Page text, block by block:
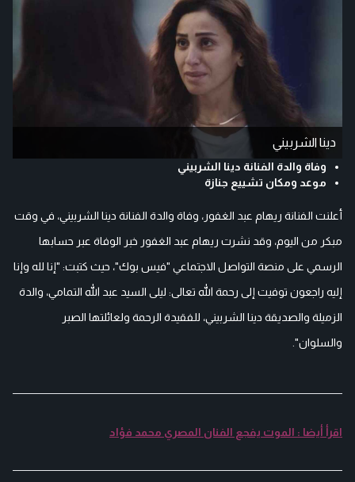
دينا الشربيني
وفاة والدة الفنانة دينا الشربيني
موعد ومكان تشييع جنازة
أعلنت الفنانة ريهام عبد الغفور، وفاة والدة الفنانة دينا الشربيني، في وقت
مبكر من اليوم، وقد نشرت ريهام عبد الغفور خبر الوفاة عبر حسابها
الرسمي على منصة التواصل الاجتماعي "فيس بوك"، حيث كتبت: "إنا لله وإنا
إليه راجعون توفيت إلى رحمة الله تعالى: ليلى السيد عبد الله التمامي، والدة
الزميلة والصديقة دينا الشربيني، للفقيدة الرحمة ولعائلتها الصبر
والسلوان".
اقرأ أيضا : الموت يفجع الفنان المصري محمد فؤاد